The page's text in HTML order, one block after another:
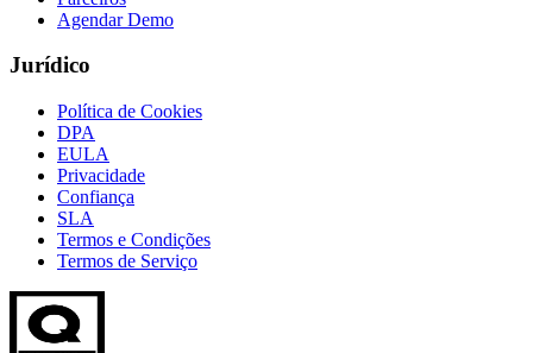
Agendar Demo
Jurídico
Política de Cookies
DPA
EULA
Privacidade
Confiança
SLA
Termos e Condições
Termos de Serviço